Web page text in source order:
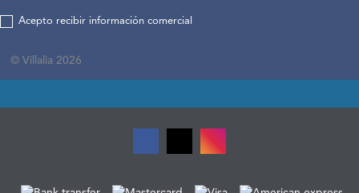
Acepto recibir información comercial
© Villalia 2026